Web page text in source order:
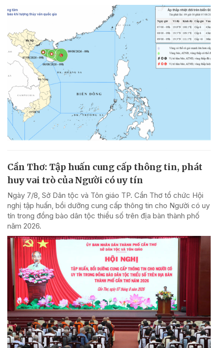
Cần Thơ: Tập huấn cung cấp thông tin, phát
huy vai trò của Người có uy tín
Ngày 7/8, Sở Dân tộc và Tôn giáo TP. Cần Thơ tổ chức Hội
nghị tập huấn, bồi dưỡng cung cấp thông tin cho Người có uy
tín trong đồng bào dân tộc thiểu số trên địa bàn thành phố
năm 2026.